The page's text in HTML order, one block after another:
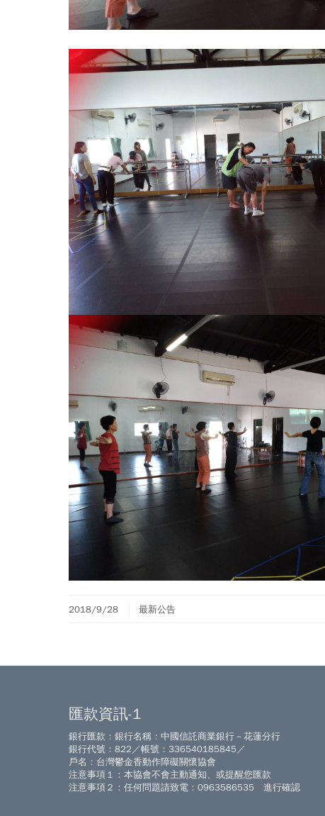
2018/9/28 最新公告
匯款資訊-1
銀行匯款：銀行名稱：中國信託商業銀行－花蓮分行
銀行代號：822／帳號：336540185845／
戶名：台灣鬱金香動作障礙關懷協會
注意事項１：本協會不會主動通知、或提醒您匯款
注意事項２：任何問題請致電：0963586535 進行確認